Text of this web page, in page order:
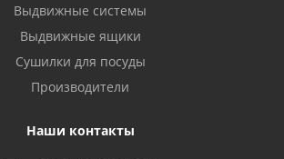
Выдвижные системы
Выдвижные ящики
Сушилки для посуды
Производители
Наши контакты